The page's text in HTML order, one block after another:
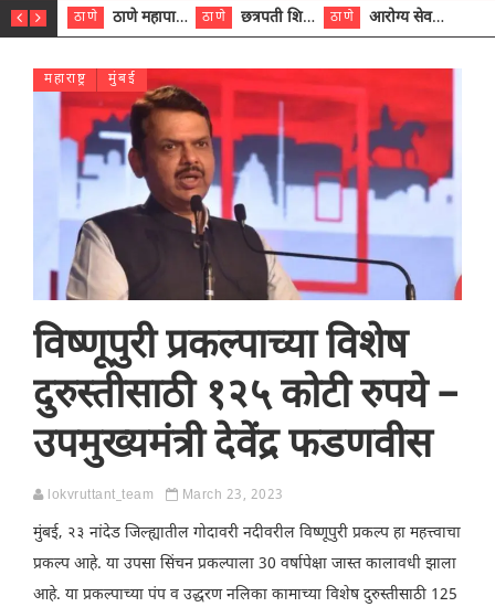
ठाणे ठाणे महापालिकेच्या नऊ प्रभाग समित्यांवर अध्यक्ष विराजमान ठाणे छत्रपती शिवाजी महाराज रुग्णालयात दुर्मिळ ट्युमरची यशस्वी शस्त्रक्रिया ठाणे आरोग्य सेवक (पुरुष) पदावरून ११ कर्मचाऱ्यांना आरोग्य सहाय्यक (पुरुष) पदावर पदोन्नती; मुख्य कार्यकारी अधिकारी रणजित यादव यांच्या हस्ते आदेश वितरण
महाराष्ट्र मुंबई
विष्णूपुरी प्रकल्पाच्या विशेष
दुरुस्तीसाठी १२५ कोटी रुपये –
उपमुख्यमंत्री देवेंद्र फडणवीस
lokvruttant_team March 23, 2023
मुंबई, २३ नांदेड जिल्ह्यातील गोदावरी नदीवरील विष्णूपुरी प्रकल्प हा महत्त्वाचा
प्रकल्प आहे. या उपसा सिंचन प्रकल्पाला 30 वर्षापेक्षा जास्त कालावधी झाला
आहे. या प्रकल्पाच्या पंप व उद्धरण नलिका कामाच्या विशेष दुरुस्तीसाठी 125